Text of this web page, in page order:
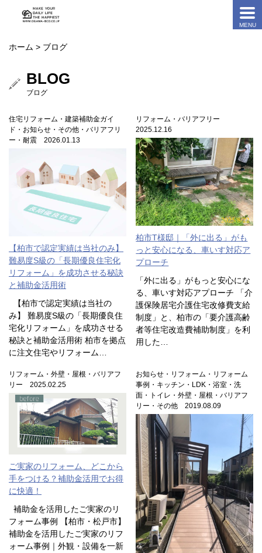
ホーム > ブログ
BLOG
ブログ
住宅リフォーム・建築補助金ガイ
ド・お知らせ・その他・バリアフリ
ー・耐震 2026.01.13
【柏市で認定実績は当社のみ】
難易度S級の「長期優良住宅化
リフォーム」を成功させる秘訣
と補助金活用術
【柏市で認定実績は当社の
み】 難易度S級の「長期優良住
宅化リフォーム」を成功させる
秘訣と補助金活用術 柏市を拠点
に注文住宅やリフォーム…
リフォーム・バリアフリー
2025.12.16
柏市T様邸｜「外に出る」がも
っと安心になる、車いす対応ア
プローチ
「外に出る」がもっと安心にな
る、車いす対応アプローチ 「介
護保険居宅介護住宅改修費支給
制度」と、柏市の「要介護高齢
者等住宅改造費補助制度」を利
用した…
リフォーム・外壁・屋根・バリアフ
リー 2025.02.25
ご実家のリフォーム、どこから
手をつける？補助金活用でお得
に快適！
補助金を活用したご実家のリ
フォーム事例 【柏市・松戸市】
補助金を活用したご実家のリフ
ォーム事例｜外観・設備を一新
お知らせ・リフォーム・リフォーム
事例・キッチン・LDK・浴室・洗
面・トイレ・外壁・屋根・バリアフ
リー・その他 2019.08.09